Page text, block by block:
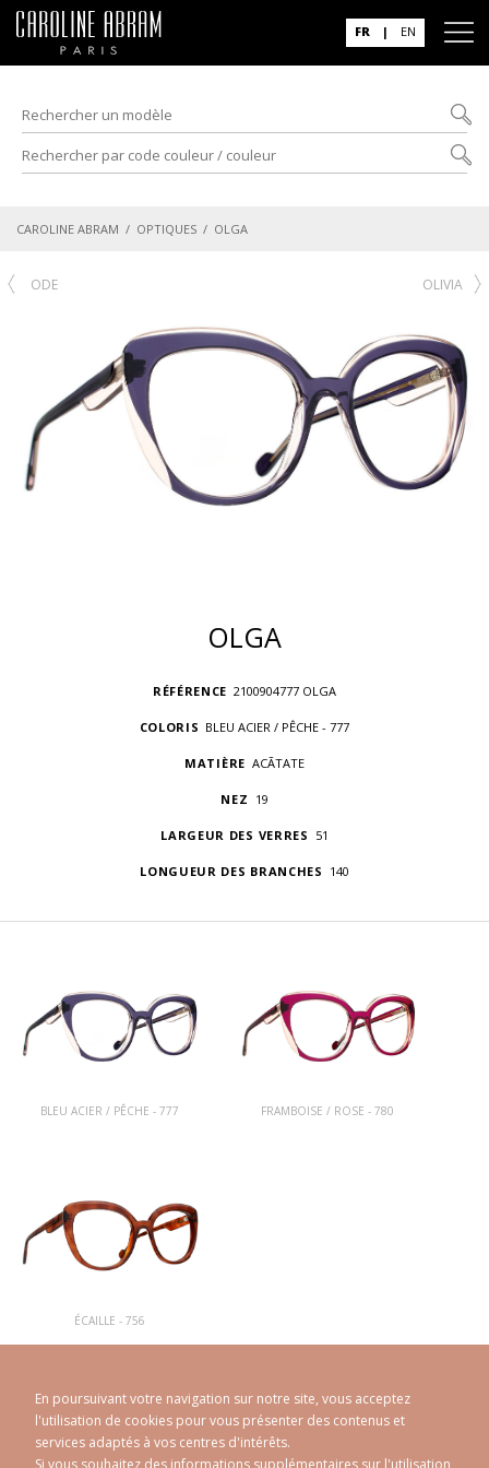
FR | EN
CAROLINE ABRAM / OPTIQUES / OLGA
ODE OLIVIA
OLGA
RÉFÉRENCE 2100904777 OLGA
COLORIS BLEU ACIER / PÊCHE - 777
MATIÈRE ACÃTATE
NEZ 19
LARGEUR DES VERRES 51
LONGUEUR DES BRANCHES 140
BLEU ACIER / PÊCHE - 777 FRAMBOISE / ROSE - 780
ÉCAILLE - 756
En poursuivant votre navigation sur notre site, vous acceptez
l'utilisation de cookies pour vous présenter des contenus et
services adaptés à vos centres d'intérêts.
Si vous souhaitez des informations supplémentaires sur l'utilisation